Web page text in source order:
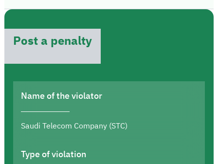
Post a penalty
Name of the violator
Saudi Telecom Company (STC)
Type of violation